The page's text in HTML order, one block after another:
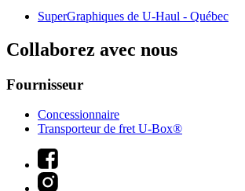
SuperGraphiques de U-Haul - Québec
Collaborez avec nous
Fournisseur
Concessionnaire
Transporteur de fret U-Box®